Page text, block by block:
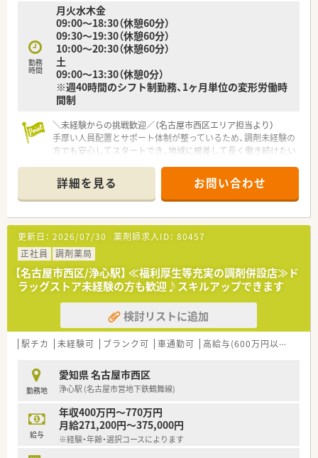
■ドミナント形式のため近隣店舗との距離が近く、応援体制が非
常に充実していることから有給休暇が取得しやすいのが特徴で
す。
■社員の家族からも喜ばれるような社会的信用の獲得を目指し
ており、アットホームな雰囲気と安定した経営基盤を誇っていま
す。
勤務
時間
月火水木金
09:00～18:30（休憩60分）
09:30～19:30（休憩60分）
10:00～20:30（休憩60分）
土
09:00～13:30（休憩0分）
※週40時間のシフト制勤務、1ヶ月単位の変形労働時
間制
＼未経験からの挑戦歓迎／（名古屋市西区エリア担当より）
手厚い人員配置とサポート体制が整っているため、調剤未経験の
方でも安心してスタートでき、地域に根差して長く働き続けたい
【店舗情報と応需状況について】
■最寄りの上小田井駅から徒歩2分という抜群のアクセスを誇
り、毎日の通勤が非常に便利で快適な立地にある調剤薬局です。
■主に心療内科と精神科の処方箋を1日約80枚応需しており、特
定の分野において深く専門的な知識を身に付けることができま
す。
■薬剤師は常時2名から3名、医療事務スタッフは6名と余裕のあ
る人員配置を行っており、落ち着いて業務に集中できる環境で
す。
【想定されるモデル年収】
■調剤未経験からスタートされる方の場合でも、手厚いサポート
を受けながら3年目で450万円から470万円程度が想定されま
■過去の採用実績では、29歳で管理手当の一部を含み年収560万
円をご提示したケースもあり、頑張りが収入に反映されます。
■豊富なご経験をお持ちの方であれば、面接でのご評価に応じて
最高で年収600万円という高待遇でのご提示も可能な環境です。
【こんな方にオススメ】
■通勤に便利な駅チカの店舗で、特定の科目に関する専門知識を
詳細を見る お問い合わせ
更新日： 2026/07/30 薬剤師求人ID： 80457
正社員
調剤薬局
【名古屋市西区/浄心駅】 ≪福利厚生等充実の調剤併設店≫ド
ラッグストア未経験の方も歓迎♪スキルアップできます
検討リストに追加
駅チカ 未経験可 ブランク可 車通勤可 高給与(600万円以上)
勤務地
愛知県 名古屋市西区
浄心駅 (名古屋市営地下鉄鶴舞線)
給与
年収400万円～770万円
月給271,200円～375,000円
※経験・年齢・選択コースによります